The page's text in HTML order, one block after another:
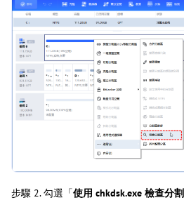
步驟 2. 勾選「使用 chkdsk.exe 檢查分